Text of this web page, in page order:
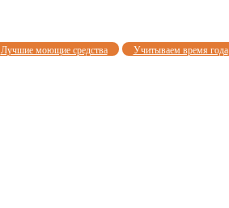
Лучшие моющие средства Учитываем время года